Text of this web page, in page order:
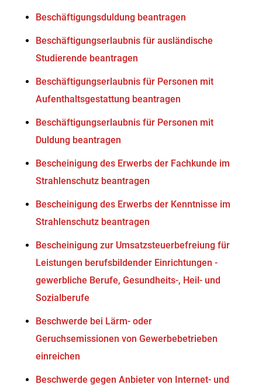
Beschäftigungsduldung beantragen
Beschäftigungserlaubnis für ausländische
Studierende beantragen
Beschäftigungserlaubnis für Personen mit
Aufenthaltsgestattung beantragen
Beschäftigungserlaubnis für Personen mit
Duldung beantragen
Bescheinigung des Erwerbs der Fachkunde im
Strahlenschutz beantragen
Bescheinigung des Erwerbs der Kenntnisse im
Strahlenschutz beantragen
Bescheinigung zur Umsatzsteuerbefreiung für
Leistungen berufsbildender Einrichtungen -
gewerbliche Berufe, Gesundheits-, Heil- und
Sozialberufe
Beschwerde bei Lärm- oder
Geruchsemissionen von Gewerbebetrieben
einreichen
Beschwerde gegen Anbieter von Internet- und